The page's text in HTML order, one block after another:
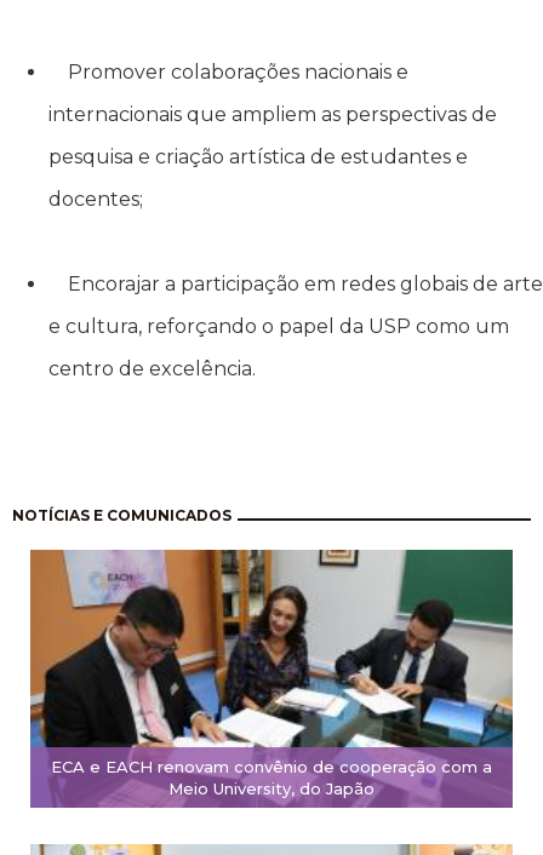
Promover colaborações nacionais e
internacionais que ampliem as perspectivas de
pesquisa e criação artística de estudantes e
docentes;
Encorajar a participação em redes globais de arte
e cultura, reforçando o papel da USP como um
centro de excelência.
NOTÍCIAS E COMUNICADOS
ECA e EACH renovam convênio de cooperação com a
Meio University, do Japão
Pagination